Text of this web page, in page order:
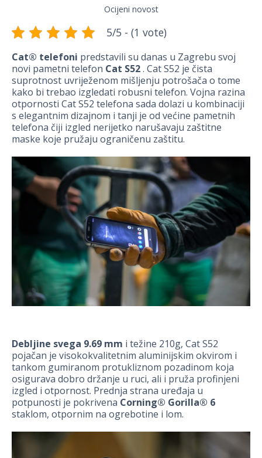
Ocijeni novost
5/5 - (1 vote)
Cat® telefoni predstavili su danas u Zagrebu svoj
novi pametni telefon Cat S52. Cat S52 je čista
suprotnost uvriježenom mišljenju potrošača o tome
kako bi trebao izgledati robusni telefon. Vojna razina
otpornosti Cat S52 telefona sada dolazi u kombinaciji
s elegantnim dizajnom i tanji je od većine pametnih
telefona čiji izgled nerijetko narušavaju zaštitne
maske koje pružaju ograničenu zaštitu.
Debljine svega 9.69 mm i težine 210g, Cat S52
pojačan je visokokvalitetnim aluminijskim okvirom i
tankom gumiranom protukliznom pozadinom koja
osigurava dobro držanje u ruci, ali i pruža profinjeni
izgled i otpornost. Prednja strana uređaja u
potpunosti je pokrivena Corning® Gorilla® 6
staklom, otpornim na ogrebotine i lom.